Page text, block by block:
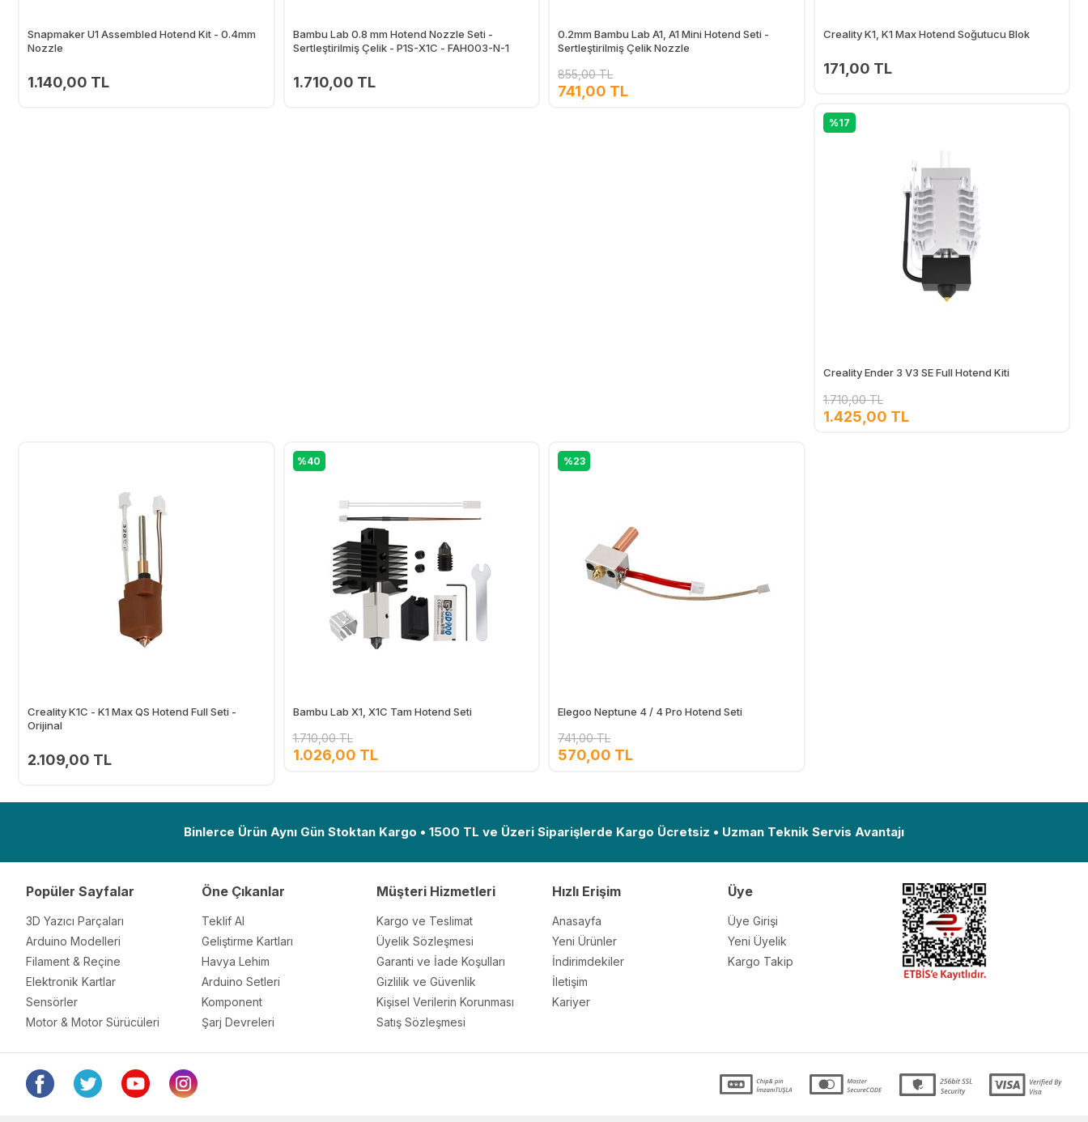
Snapmaker U1 Assembled Hotend Kit - 0.4mm
Nozzle
1.140,00 TL
Bambu Lab 0.8 mm Hotend Nozzle Seti -
Sertleştirilmiş Çelik - P1S-X1C - FAH003-N-1
1.710,00 TL
0.2mm Bambu Lab A1, A1 Mini Hotend Seti -
Sertleştirilmiş Çelik Nozzle
855,00 TL
741,00 TL
Creality K1, K1 Max Hotend Soğutucu Blok
171,00 TL
%17
Creality Ender 3 V3 SE Full Hotend Kiti
1.710,00 TL
1.425,00 TL
Creality K1C - K1 Max QS Hotend Full Seti -
Orijinal
2.109,00 TL
%40
Bambu Lab X1, X1C Tam Hotend Seti
1.710,00 TL
1.026,00 TL
%23
Elegoo Neptune 4 / 4 Pro Hotend Seti
741,00 TL
570,00 TL
Binlerce Ürün Aynı Gün Stoktan Kargo • 1500 TL ve Üzeri Siparişlerde Kargo Ücretsiz • Uzman Teknik Servis Avantajı
Popüler Sayfalar
3D Yazıcı Parçaları
Arduino Modelleri
Filament & Reçine
Elektronik Kartlar
Sensörler
Motor & Motor Sürücüleri
Öne Çıkanlar
Teklif Al
Geliştirme Kartları
Havya Lehim
Arduino Setleri
Komponent
Şarj Devreleri
Müşteri Hizmetleri
Kargo ve Teslimat
Üyelik Sözleşmesi
Garanti ve İade Koşulları
Gizlilik ve Güvenlik
Kişisel Verilerin Korunması
Satış Sözleşmesi
Hızlı Erişim
Anasayfa
Yeni Ürünler
İndirimdekiler
İletişim
Kariyer
Üye
Üye Girişi
Yeni Üyelik
Kargo Takip